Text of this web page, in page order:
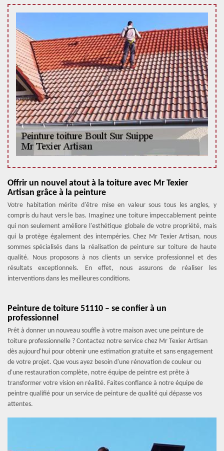
Offrir un nouvel atout à la toiture avec Mr Texier
Artisan grâce à la peinture
Votre habitation mérite d'être mise en valeur sous tous les angles, y
compris du haut vers le bas. Imaginez une toiture impeccablement peinte
qui non seulement améliore l'esthétique globale de votre propriété, mais
qui la protège également des intempéries. Chez Mr Texier Artisan, nous
sommes spécialisés dans la réalisation de peinture sur toiture de haute
qualité. Nous proposons à nos clients un service professionnel et des
résultats exceptionnels. En effet, nous assurons de réaliser les
interventions dans les meilleures conditions.
Peinture de toiture 51110 – se confier à un
professionnel
Prêt à donner un nouveau souffle à votre maison avec une peinture de
toiture professionnelle ? Contactez notre service chez Mr Texier Artisan
dès aujourd'hui pour obtenir une estimation gratuite et sans engagement
de votre projet. Que vous ayez besoin d'une rénovation de couleur ou
d'une restauration complète, notre équipe de peintre est prête à
transformer votre vision en réalité. Faites confiance à notre équipe de
peintre qualifié pour un service de peinture de qualité qui dépasse vos
attentes.